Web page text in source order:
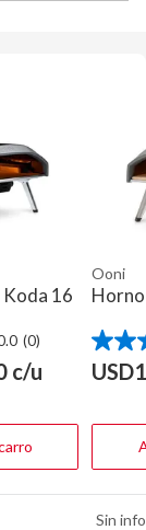
16
(0)
c/u
Ooni
3.7
de
5
USD
Sin